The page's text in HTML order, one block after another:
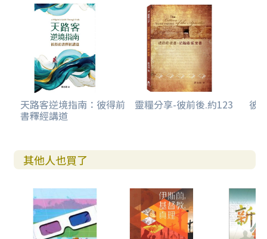
歸納與定義
信息17 ／ 287
附錄：基督徒的使命與人生基礎
天路客逆境指南：彼得前
書釋經講道
靈糧分享-彼前後.約123 彼
其他人也買了